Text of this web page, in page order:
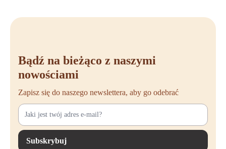
Bądź na bieżąco z naszymi
nowościami
Zapisz się do naszego newslettera, aby go odebrać
Subskrybuj